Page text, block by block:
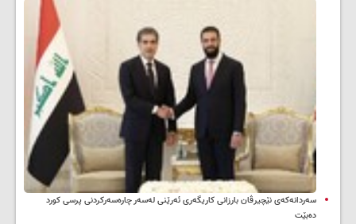
سه‌ردانه‌کەی نێچیرڤان بارزانی كاریگه‌ری ئه‌رێنی له‌سه‌ر چاره‌سه‌ركردنی پرسی كورد
ده‌بێت